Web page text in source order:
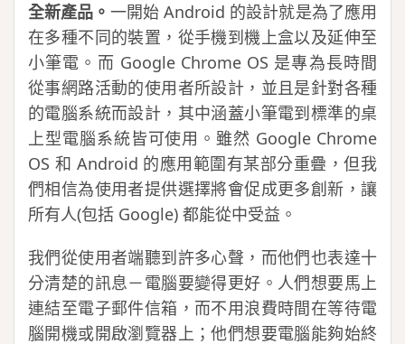
全新產品。 一開始 Android 的設計就是為了應用
在多種不同的裝置，從手機到機上盒以及延伸至
小筆電。而 Google Chrome OS 是專為長時間
從事網路活動的使用者所設計，並且是針對各種
的電腦系統而設計，其中涵蓋小筆電到標準的桌
上型電腦系統皆可使用。雖然 Google Chrome
OS 和 Android 的應用範圍有某部分重疊，但我
們相信為使用者提供選擇將會促成更多創新，讓
所有人(包括 Google) 都能從中受益。
我們從使用者端聽到許多心聲，而他們也表達十
分清楚的訊息－電腦要變得更好。人們想要馬上
連結至電子郵件信箱，而不用浪費時間在等待電
腦開機或開啟瀏覽器上；他們想要電腦能夠始終